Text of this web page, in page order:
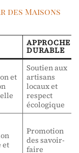
des Maisons
APPROCHE
DURABLE
et
Soutien aux
artisans
locaux et
respect
écologique
et
Promotion
des savoir-
faire